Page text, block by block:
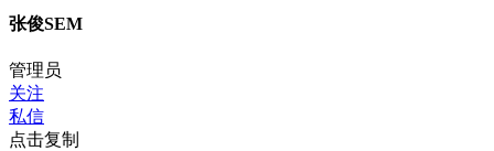
张俊SEM
管理员
关注
私信
点击复制